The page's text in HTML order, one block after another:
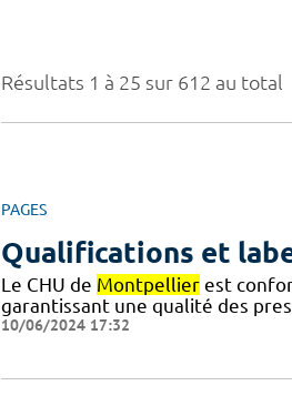
Résultats 1 à 25 sur 612 au total
PAGES
Qualifications et
Le CHU de Montpellierest
garantissant une qualité des
10/06/2024 17:32